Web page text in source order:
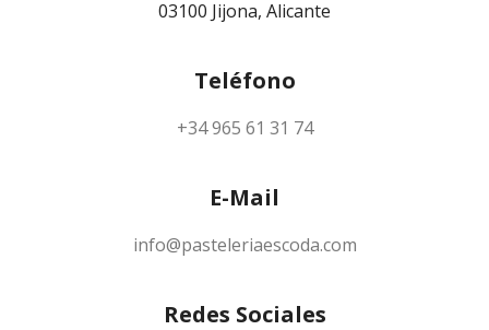
03100 Jijona, Alicante
Teléfono
+34 965 61 31 74
E-Mail
info@pasteleriaescoda.com
Redes Sociales